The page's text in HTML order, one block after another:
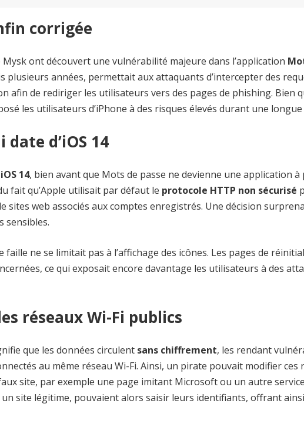
corrigée
ont découvert une vulnérabilité majeure dans l’application
plusieurs années, permettait aux attaquants d’intercepter des
afin de rediriger les utilisateurs vers des pages de phishing. Bien
les utilisateurs d’iPhone à des risques élevés durant une
d’iOS 14
14, bien avant que Mots de passe ne devienne une application
fait qu’Apple utilisait par défaut le protocole HTTP non sécurisé
sites web associés aux comptes enregistrés. Une décision
sensibles.
ne se limitait pas à l’affichage des icônes. Les pages de
ce qui exposait encore davantage les utilisateurs à des
réseaux Wi-Fi publics
que les données circulent sans chiffrement, les rendant
au même réseau Wi-Fi. Ainsi, un pirate pouvait modifier ces
site, par exemple une page imitant Microsoft ou un autre
un site légitime, pouvaient alors saisir leurs identifiants, offrant